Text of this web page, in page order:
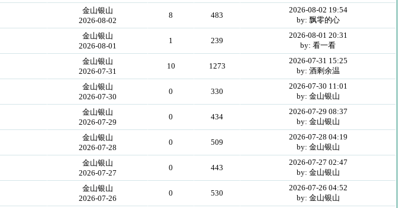
金山银山
2026-08-02
8 483
2026-08-02 19:54
by: 飘零的心
金山银山
2026-08-01
1 239
2026-08-01 20:31
by: 看一看
金山银山
2026-07-31
10 1273
2026-07-31 15:25
by: 酒剩余温
金山银山
2026-07-30
0 330
2026-07-30 11:01
by: 金山银山
金山银山
2026-07-29
0 434
2026-07-29 08:37
by: 金山银山
金山银山
2026-07-28
0 509
2026-07-28 04:19
by: 金山银山
金山银山
2026-07-27
0 443
2026-07-27 02:47
by: 金山银山
金山银山
2026-07-26
0 530
2026-07-26 04:52
by: 金山银山